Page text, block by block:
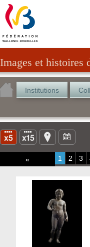
Images et histoires
Institutions
« 1 2 3